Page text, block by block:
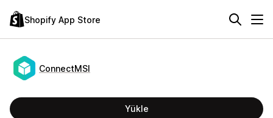
Shopify App Store
ConnectMSI
Yükle